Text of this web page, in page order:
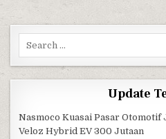
Update
Nasmoco Kuasai Pasar
Veloz Hybrid EV 300 Jutaan